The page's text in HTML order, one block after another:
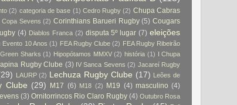
(2) categoria de base (1) Cedro Rugby (2) Chupa Cabras
Copa Sevens (2) Corinthians Barueri Rugby (5) Cougars
(4) Diablos Franca (2) disputa 5º lugar (7) eleições
Evento 10 Anos (1) FEA Rugby Clube (2) FEA Rugby Ribeirão
Green Sharks (1) Hipopótamos MMXV (2) história (1) I Chupa
Rugby Clube (3) IV Sanca Sevens (2) Jacareí Rugby
LAURP (2) Lechuza Rugby Clube (17) Leões de
Clube (29) M17 (6) M18 (2) M19 (4) masculino (4)
(3) Ornitorrincos Rio Claro Rugby (4) Outubro Rosa